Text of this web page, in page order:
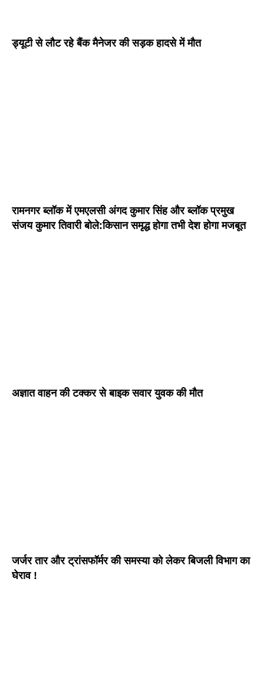
ड्यूटी से लौट रहे बैंक मैनेजर की सड़क हादसे में मौत
रामनगर ब्लॉक में एमएलसी अंगद कुमार सिंह और ब्लॉक प्रमुख
संजय कुमार तिवारी बोले:किसान समृद्ध होगा तभी देश होगा मजबूत
अज्ञात वाहन की टक्कर से बाइक सवार युवक की मौत
जर्जर तार और ट्रांसफॉर्मर की समस्या को लेकर बिजली विभाग का
घेराव !